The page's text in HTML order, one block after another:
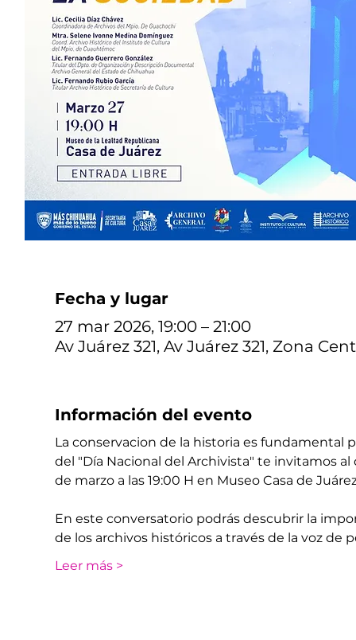
Fecha y lugar
27 mar 2026, 19:00 – 21:00
Av Juárez 321, Av Juárez 321, Zona
Información del evento
La conservacion de la historia es
del "Día Nacional del Archivista" te invitamos
de marzo a las 19:00 H en Museo Casa de
En este conversatorio podrás descubrir la
de los archivos históricos a través de la voz de
Leer más >